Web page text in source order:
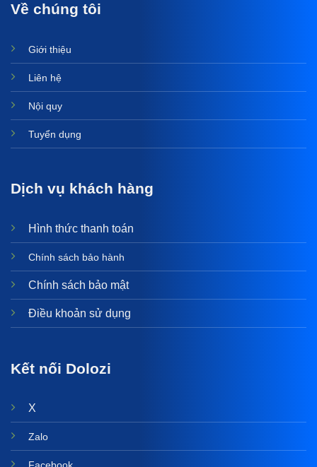
Về chúng tôi
Giới thiệu
Liên hệ
Nội quy
Tuyển dụng
Dịch vụ khách hàng
Hình thức thanh toán
Chính sách bảo hành
Chính sách bảo mật
Điều khoản sử dụng
Kết nối Dolozi
X
Zalo